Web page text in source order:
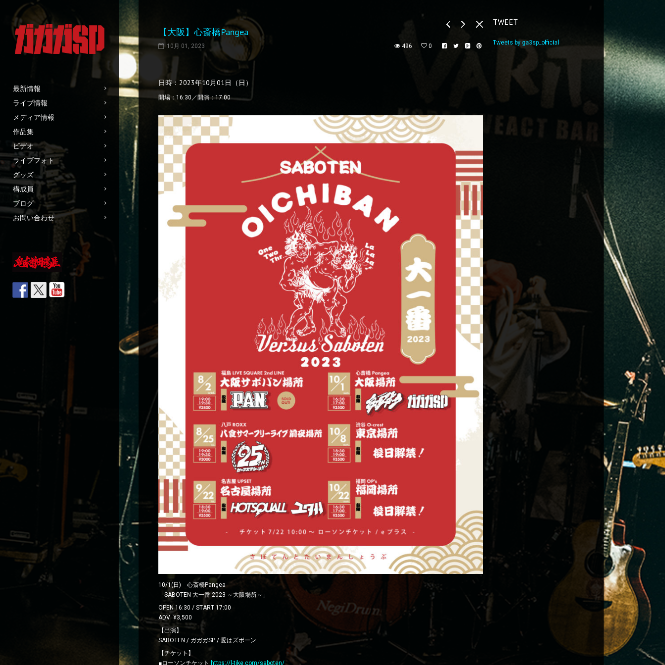
最新情報
ライブ情報
メディア情報
作品集
ビデオ
ライブフォト
グッズ
構成員
ブログ
お問い合わせ
【大阪】心斎橋Pangea
10月 01, 2023 496 0
日時：2023年10月01日（日）
開場：16:30／開演：17:00
10/1(日) 心斎橋Pangea
「SABOTEN 大一番 2023 ～大阪場所～」
OPEN 16:30 / START 17:00
ADV ¥3,500
【出演】
SABOTEN / ガガガSP / 愛はズボーン
【チケット】
■ローソンチケット https://l-tike.com/saboten/
TWEET
Tweets by ga3sp_official